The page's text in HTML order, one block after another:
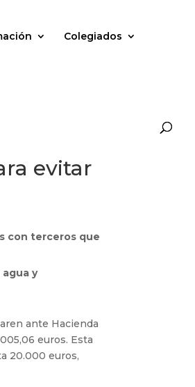
Colegiados
evitar
con terceros que
y
ante Hacienda
euros. Esta
20.000 euros,